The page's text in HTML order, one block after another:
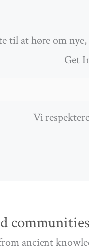
til at høre om
Get
Vi
ancient